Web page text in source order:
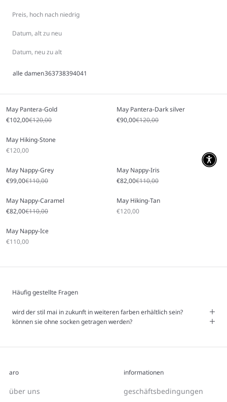
Preis, hoch nach niedrig
Datum, alt zu neu
Datum, neu zu alt
alledamen363738394041
May Pantera-Gold
Angebot
€102,00Regulärer Preis
€120,00
May Pantera-Dark silver
Angebot
€90,00Regulärer Preis
€120,00
May Hiking-Stone
Angebot
€120,00
May Nappy-Grey
Angebot
€99,00Regulärer Preis
€110,00
May Nappy-Iris
Angebot
€82,00Regulärer Preis
€110,00
May Nappy-Caramel
Angebot
€82,00Regulärer Preis
€110,00
May Hiking-Tan
Angebot
€120,00
May Nappy-Ice
Angebot
€110,00
Häufig gestellte Fragen
wird der stil mai in zukunft in weiteren farben erhältlich sein?
können sie ohne socken getragen werden?
aro
über uns
informationen
geschäftsbedingungen